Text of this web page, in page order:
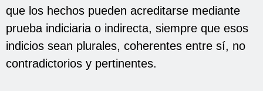
que los hechos pueden acreditarse mediante
prueba indiciaria o indirecta, siempre que esos
indicios sean plurales, coherentes entre sí, no
contradictorios y pertinentes.